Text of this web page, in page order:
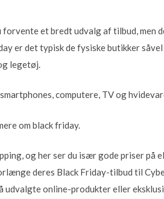
et bredt udvalg af tilbud, men
er det typisk de fysiske butikker
legetøj.
computere, TV og
om black friday.
og her ser du især gode priser på
deres Black Friday-tilbud til
online-produkter eller